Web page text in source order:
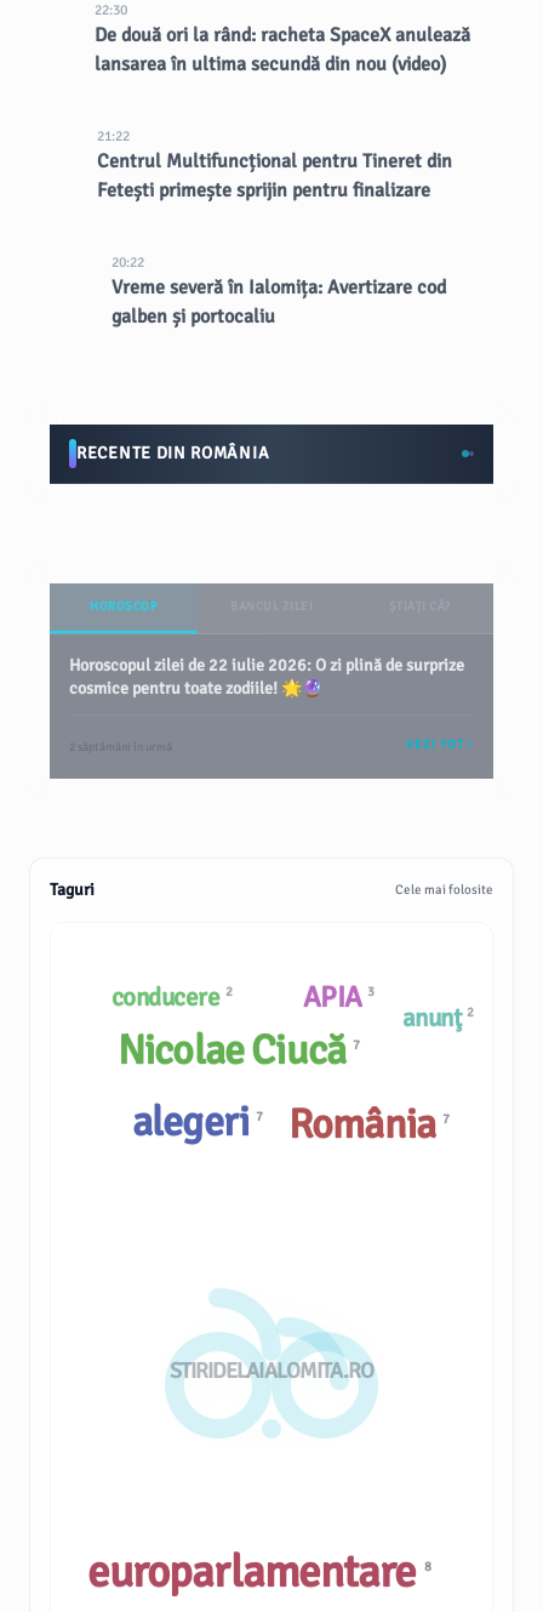
22:30
De două ori la rând: racheta SpaceX anulează
lansarea în ultima secundă din nou (video)
21:22
Centrul Multifuncțional pentru Tineret din
Fetești primește sprijin pentru finalizare
20:22
Vreme severă în Ialomița: Avertizare cod
galben și portocaliu
RECENTE DIN ROMÂNIA
HOROSCOP
Horoscopul zilei de 22 iulie 2026: O zi plină de surprize
cosmice pentru toate zodiile! 🌟🔮
2 săptămâni în urmă VEZI TOT
Taguri Cele mai folosite
STIRIDELAIALOMITA.RO
conducere 2
europarlamentare8
APIA 3
alegeri7
anunţ 2
Nicolae Ciucă7
România7